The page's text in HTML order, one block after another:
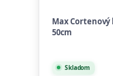
Max
50cm
Skladom